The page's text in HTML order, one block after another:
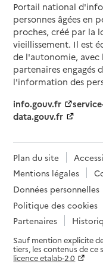
Portail national
personnes âgées en
proches, créé par la
vieillissement. Il est
de l'autonomie,
partenaires engagés
l'information des
info.gouv.fr
data.gouv.fr
Plan du site
Mentions légales
Données personnelles
Politique des cookies
Partenaires
Sauf mention explicite
tiers, les contenus de ce
licence etalab-2.0